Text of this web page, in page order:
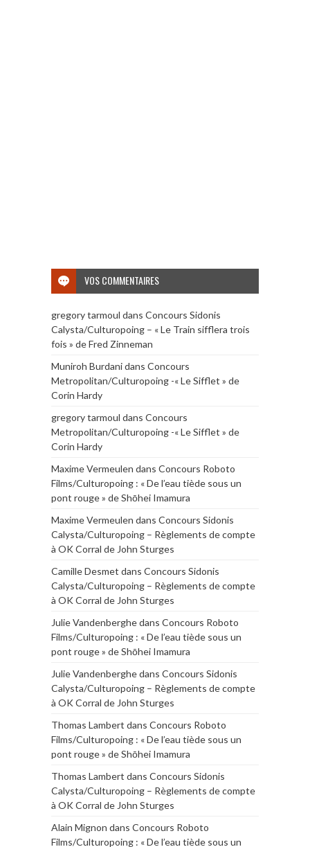
VOS COMMENTAIRES
gregory tarmoul dans Concours Sidonis
Calysta/Culturopoing – « Le Train sifflera trois
fois » de Fred Zinneman
Muniroh Burdanidans Concours
Metropolitan/Culturopoing -« Le Sifflet » de
Corin Hardy
gregory tarmoul dans Concours
Metropolitan/Culturopoing -« Le Sifflet » de
Corin Hardy
Maxime Vermeulen dans Concours Roboto
Films/Culturopoing : « De l’eau tiède sous un
pont rouge » de Shōhei Imamura
Maxime Vermeulen dans Concours Sidonis
Calysta/Culturopoing – Règlements de compte
à OK Corral de John Sturges
Camille Desmet dans Concours Sidonis
Calysta/Culturopoing – Règlements de compte
à OK Corral de John Sturges
Julie Vandenberghedans Concours Roboto
Films/Culturopoing : « De l’eau tiède sous un
pont rouge » de Shōhei Imamura
Julie Vandenberghedans Concours Sidonis
Calysta/Culturopoing – Règlements de compte
à OK Corral de John Sturges
Thomas Lambert dans Concours Roboto
Films/Culturopoing : « De l’eau tiède sous un
pont rouge » de Shōhei Imamura
Thomas Lambert dans Concours Sidonis
Calysta/Culturopoing – Règlements de compte
à OK Corral de John Sturges
Alain Mignon dans Concours Roboto
Films/Culturopoing : « De l’eau tiède sous un